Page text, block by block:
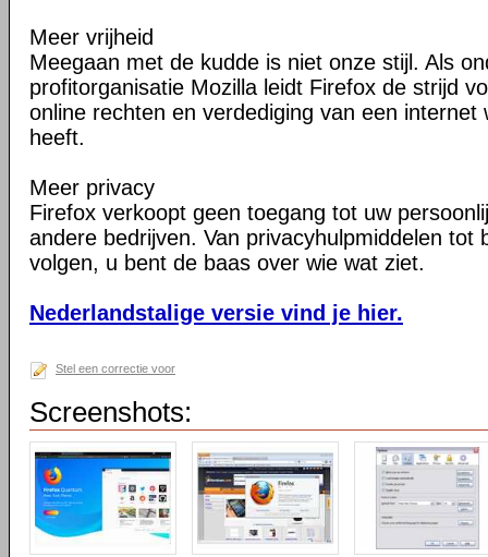
Meer vrijheid
Meegaan met de kudde is niet onze stijl. Als
profitorganisatie Mozilla leidt Firefox de strijd
online rechten en verdediging van een internet
heeft.
Meer privacy
Firefox verkoopt geen toegang tot uw
andere bedrijven. Van privacyhulpmiddelen tot
volgen, u bent de baas over wie wat ziet.
Nederlandstalige versie vind je hier.
Stel een correctie voor
Screenshots: